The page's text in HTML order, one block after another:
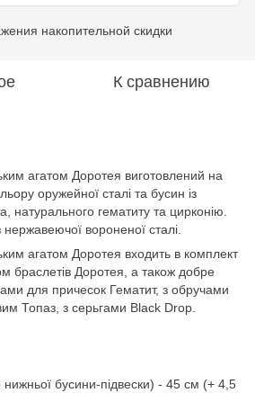
накопительной скидки
К сравнению
агатом Доротея виготовлений на
оружейної сталі та бусин із
натурального гематиту та цирконію.
вороненої сталі.
агатом Доротея входить в комплект
браслетів Доротея, а також добре
для причесок Гематит, з обручами
Топаз, з серьгами Black Drop.
нижньої бусини-підвески) - 45 см (+ 4,5